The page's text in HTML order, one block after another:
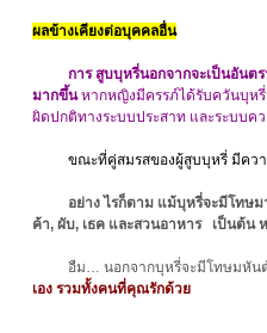
ผลข้างเคียงต่อบุคคลอื่น
การ สูบบุหรี่นอกจากจะเป็นอันต
มากขึ้นหากหญิงมีครรภ์ได้รับควันบุหรี่
ผิดปกติทางระบบประสาท และระบบค
ขณะที่คู่สมรสของผู้สูบบุหรี่ มีความเสี่
อย่าง ไรก็ตาม แม้บุหรี่จะมีโทษ
ค้า, ผับ, เธค และสวนอาหาร เป็นต้น
อืม… นอกจากบุหรี่จะมีโทษมหัน
เอง รวมทั้งคนที่คุณรักด้วย